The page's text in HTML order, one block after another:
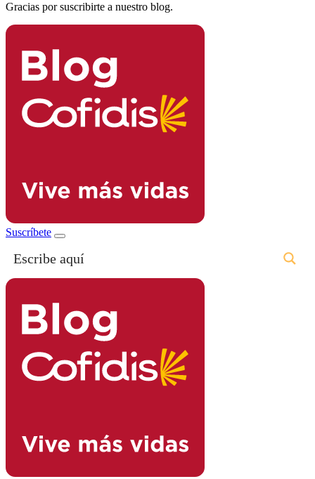
Gracias por suscribirte a nuestro blog.
Suscríbete